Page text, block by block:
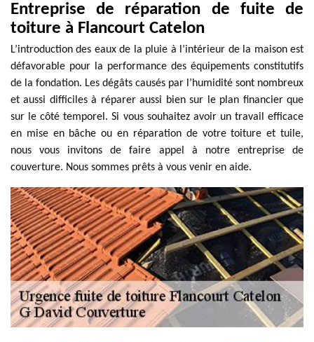
Entreprise de réparation de fuite de
toiture à Flancourt Catelon
L’introduction des eaux de la pluie à l’intérieur de la maison est
défavorable pour la performance des équipements constitutifs
de la fondation. Les dégâts causés par l’humidité sont nombreux
et aussi difficiles à réparer aussi bien sur le plan financier que
sur le côté temporel. Si vous souhaitez avoir un travail efficace
en mise en bâche ou en réparation de votre toiture et tuile,
nous vous invitons de faire appel à notre entreprise de
couverture. Nous sommes prêts à vous venir en aide.